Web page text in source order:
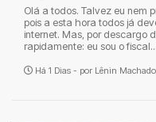
Olá a todos. Talvez eu nem
pois a esta hora todos já
internet. Mas, por descargo
rapidamente: eu sou o fiscal...
Há 1 Dias - por Lênin